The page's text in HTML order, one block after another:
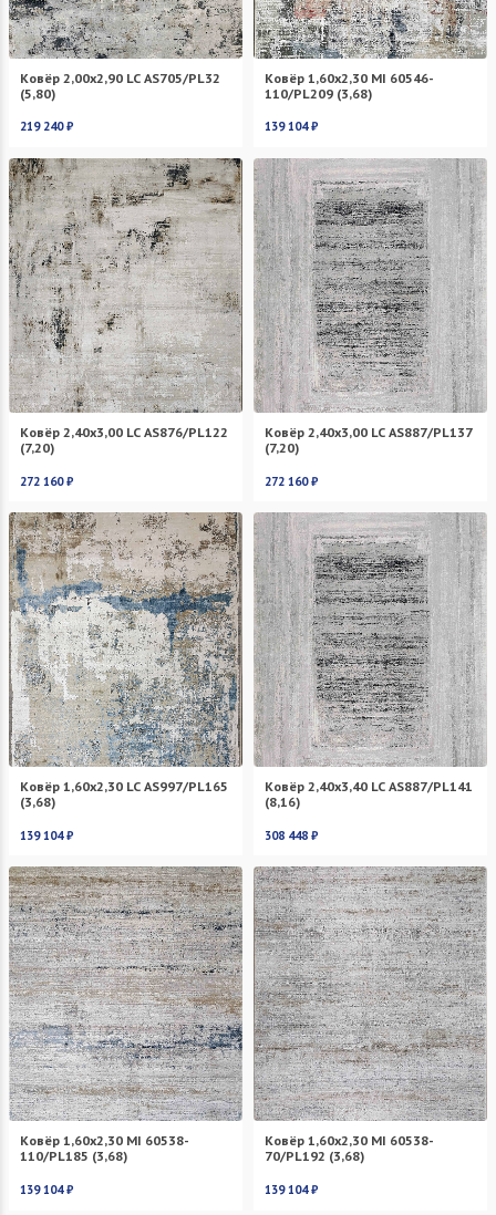
Ковёр 2,00х2,90 LC AS705/PL32
(5,80)
219 240 ₽
Ковёр 1,60х2,30 MI 60546-
110/PL209 (3,68)
139 104 ₽
Ковёр 2,40х3,00 LC AS876/PL122
(7,20)
272 160 ₽
Ковёр 2,40х3,00 LC AS887/PL137
(7,20)
272 160 ₽
Ковёр 1,60х2,30 LC AS997/PL165
(3,68)
139 104 ₽
Ковёр 2,40х3,40 LC AS887/PL141
(8,16)
308 448 ₽
Ковёр 1,60х2,30 MI 60538-
110/PL185 (3,68)
139 104 ₽
Ковёр 1,60х2,30 MI 60538-
70/PL192 (3,68)
139 104 ₽